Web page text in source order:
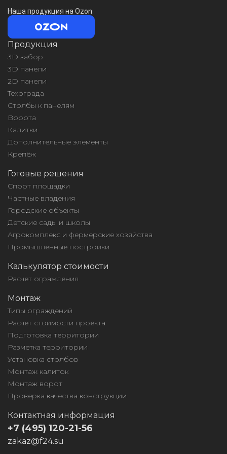
Наша продукция на Ozon
Продукция
3D забор
3D панели
2D панели
Техограда
Столбы к панелям
Ворота
Калитки
Дополнительные элементы
Крепёж
Готовые решения
Спорт площадки
Частные владения
Городские объекты
Детские сады и школы
Агрокомплекс и фермерские хозяйства
Промышленные постройки
Калькулятор стоимости
Расчет ограждения
Монтаж
Типы ограждений
Расчет стоимости проекта
Подготовка территории
Разметка территории
Установка столбов
Монтаж калиток
Монтаж ворот
Проверка качества конструкции
Контактная информация
+7 (495) 120-21-56
zakaz@f24.su